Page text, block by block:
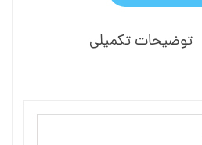
توضیحات تکمیلی